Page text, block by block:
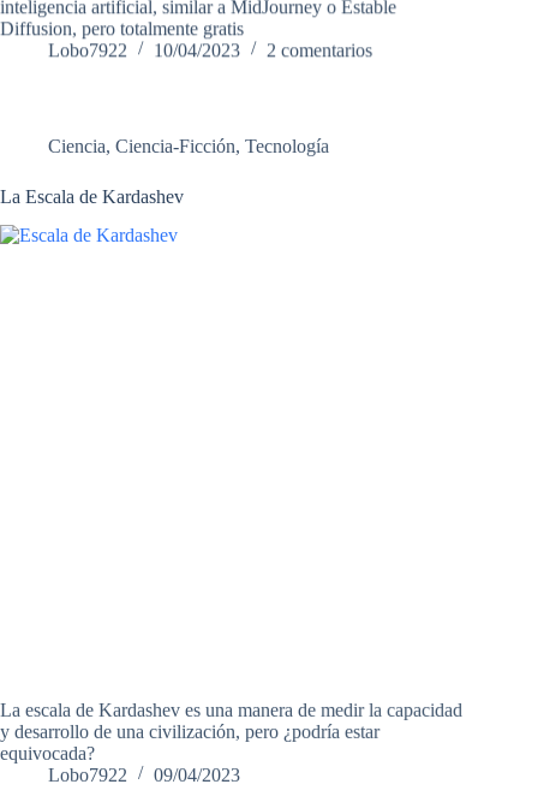
inteligencia artificial, similar a MidJourney o Estable
Diffusion, pero totalmente gratis
Lobo7922
10/04/2023 2 comentarios
Ciencia Ciencia-Ficción Tecnología
La Escala de Kardashev
La escala de Kardashev es una manera de medir la capacidad
y desarrollo de una civilización, pero ¿podría estar
equivocada?
Lobo7922
09/04/2023